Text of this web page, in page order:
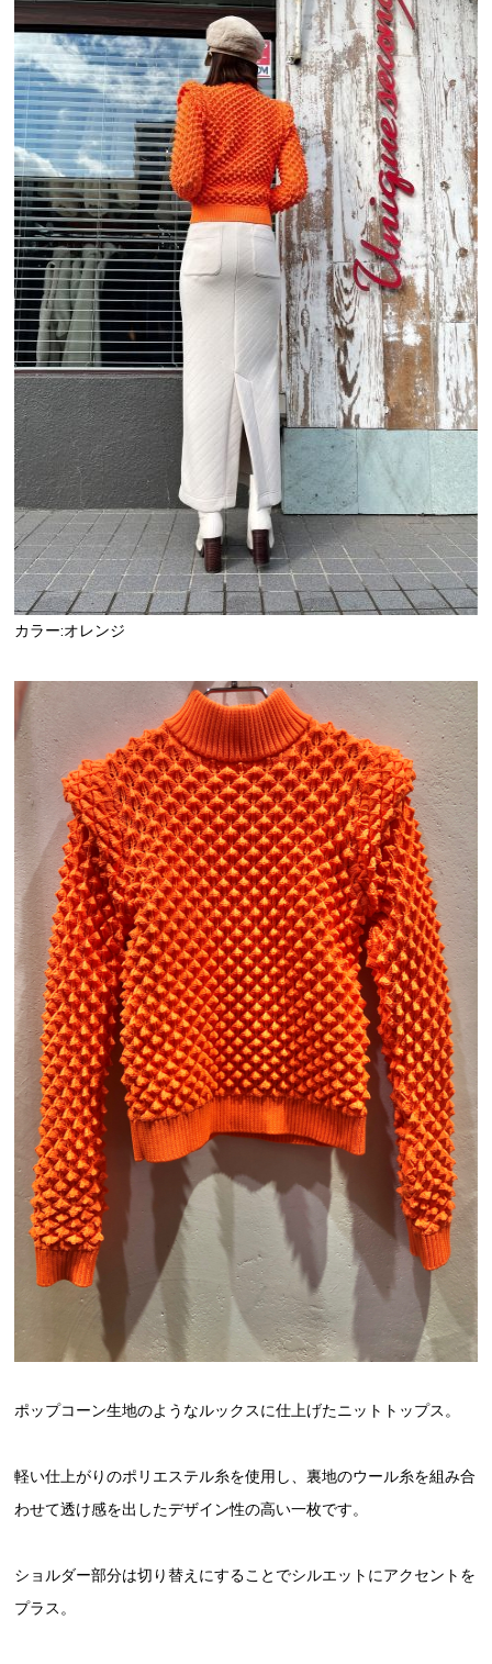
カラー:オレンジ
ポップコーン生地のようなルックスに仕上げたニットトップス。
軽い仕上がりのポリエステル糸を使用し、裏地のウール糸を組み合
わせて透け感を出したデザイン性の高い一枚です。
ショルダー部分は切り替えにすることでシルエットにアクセントを
プラス。